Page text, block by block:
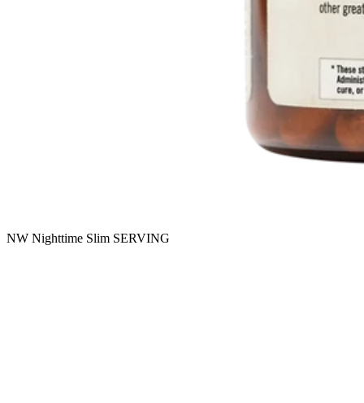
NW Nighttime Slim SERVING